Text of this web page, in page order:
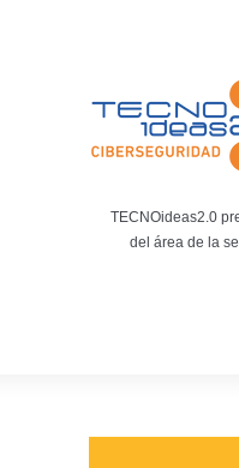
TECNOideas2.0
del área de la
BLOG